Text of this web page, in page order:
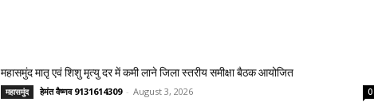
महासमुंद मातृ एवं शिशु मृत्यु दर में कमी लाने जिला स्तरीय समीक्षा बैठक आयोजित
महासमुंद हेमंत वैष्णव 9131614309 - August 3, 2026 0